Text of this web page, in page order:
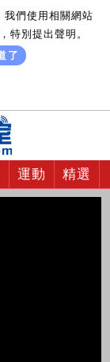
我們使用相關網站
特別提出聲明。
了
運動 精選